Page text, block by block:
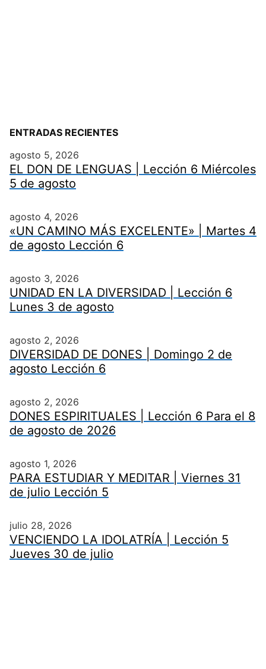
ENTRADAS RECIENTES
agosto 5, 2026
EL DON DE LENGUAS | Lección 6 Miércoles
5 de agosto
agosto 4, 2026
«UN CAMINO MÁS EXCELENTE» | Martes 4
de agosto Lección 6
agosto 3, 2026
UNIDAD EN LA DIVERSIDAD | Lección 6
Lunes 3 de agosto
agosto 2, 2026
DIVERSIDAD DE DONES | Domingo 2 de
agosto Lección 6
agosto 2, 2026
DONES ESPIRITUALES | Lección 6 Para el 8
de agosto de 2026
agosto 1, 2026
PARA ESTUDIAR Y MEDITAR | Viernes 31
de julio Lección 5
julio 28, 2026
VENCIENDO LA IDOLATRÍA | Lección 5
Jueves 30 de julio